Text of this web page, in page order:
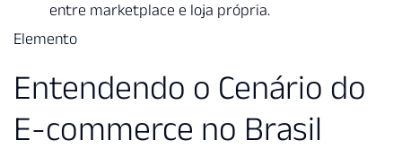
entre marketplace e loja própria.
Elemento
Entendendo o Cenário do
E-commerce no Brasil